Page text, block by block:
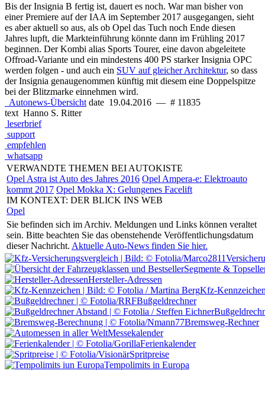
Bis der Insignia B fertig ist, dauert es noch. War man bisher von
einer Premiere auf der IAA im September 2017 ausgegangen, sieht
es aber aktuell so aus, als ob Opel das Tuch noch Ende diesen
Jahres lupft, die Markteinführung könnte dann im Frühling 2017
beginnen. Der Kombi alias Sports Tourer, eine davon abgeleitete
Offroad-Variante und ein mindestens 400 PS starker Insignia OPC
werden folgen - und auch ein SUV auf gleicher Architektur, so dass
der Insignia genaugenommen künftig mit diesem eine Doppelspitze
bei der Blitzmarke einnehmen wird.
Autonews-Übersicht date 19.04.2016 — # 11835
text Hanno S. Ritter
leserbrief
support
empfehlen
whatsapp
VERWANDTE THEMEN BEI AUTOKISTE
Opel Astra ist Auto des Jahres 2016 Opel Ampera-e: Elektroauto
kommt 2017 Opel Mokka X: Gelungenes Facelift
IM KONTEXT: DER BLICK INS WEB
Opel
Sie befinden sich im Archiv. Meldungen und Links können veraltet
sein. Bitte beachten Sie das obenstehende Veröffentlichungsdatum
dieser Nachricht. Aktuelle Auto-News finden Sie hier.
Segmente &
Hersteller-Adressen
Kfz-
Bußgeldrechner
Bremsweg-Rechner
Messekalender
Ferienkalender
Spritpreise
Tempolimits in Europa